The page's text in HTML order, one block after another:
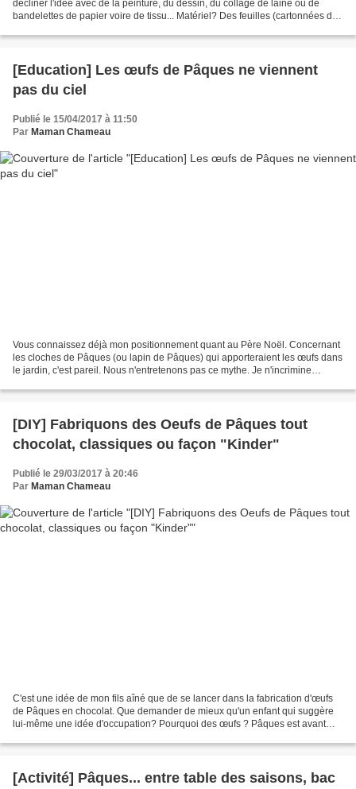
décliner l'idée avec de la peinture, du dessin, du collage de laine ou de
bandelettes de papier voire de tissu... Matériel? Des feuilles (cartonnées de
[Education] Les œufs de Pâques ne viennent
pas du ciel
Publié le 15/04/2017 à 11:50
Par Maman Chameau
Vous connaissez déjà mon positionnement quant au Père Noël. Concernant
les cloches de Pâques (ou lapin de Pâques) qui apporteraient les œufs dans
le jardin, c'est pareil. Nous n'entretenons pas ce mythe. Je n'incrimine
[DIY] Fabriquons des Oeufs de Pâques tout
chocolat, classiques ou façon "Kinder"
Publié le 29/03/2017 à 20:46
Par Maman Chameau
C'est une idée de mon fils aîné que de se lancer dans la fabrication d'œufs
de Pâques en chocolat. Que demander de mieux qu'un enfant qui suggère
lui-même une idée d'occupation? Pourquoi des œufs ? Pâques est avant
[Activité] Pâques... entre table des saisons, bac